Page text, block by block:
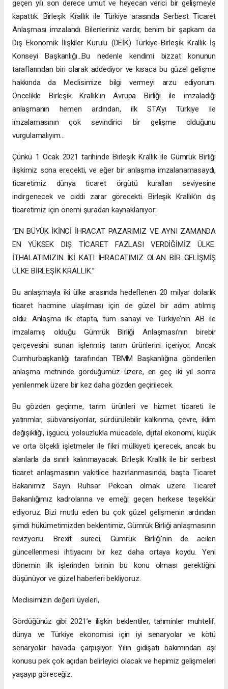
geçen yılı son derece umut ve heyecan verici bir gelişmeyle
kapattık. Birleşik Krallık ile Türkiye arasında Serbest Ticaret
Anlaşması imzalandı. Bilenleriniz vardır, benim bir şapkam da
Dış Ekonomik İlişkiler Kurulu (DEİK) Türkiye-Birleşik Krallık İş
Konseyi Başkanlığı…Bu nedenle kendimi bizzat konunun
taraflarından biri olarak addediyor ve kısaca bu güzel gelişme
hakkında da Meclisimize bilgi vermeyi arzu ediyorum.
Öncelikle Birleşik Krallık'ın Avrupa Birliği ile imzaladığı
anlaşmanın hemen ardından, ilk STA'yı Türkiye ile
imzalamasının çok sevindirici bir gelişme olduğunu
vurgulamalıyım…
Çünkü 1 Ocak 2021 tarihinde Birleşik Krallık ile Gümrük Birliği
ilişkimiz sona erecekti, ve eğer bir anlaşma imzalanamasaydı,
ticaretimiz dünya ticaret örgütü kuralları seviyesine
indirgenecek ve ciddi zarar görecekti. Birleşik Krallık’ın dış
ticaretimiz için önemi şuradan kaynaklanıyor:
“EN BÜYÜK İKİNCİ İHRACAT PAZARIMIZ VE AYNI ZAMANDA
EN YÜKSEK DIŞ TİCARET FAZLASI VERDİĞİMİZ ÜLKE.
İTHALATIMIZIN İKİ KATI İHRACATIMIZ OLAN BİR GELİŞMİŞ
ÜLKE BİRLEŞİK KRALLIK.”
Bu anlaşmayla iki ülke arasında hedeflenen 20 milyar dolarlık
ticaret hacmine ulaşılması için de güzel bir adım atılmış
oldu. Anlaşma ilk etapta, tüm sanayi ve Türkiye’nin AB ile
imzalamış olduğu Gümrük Birliği Anlaşması’nın birebir
çerçevesini sunan işlenmiş tarım ürünlerini içeriyor. Ancak
Cumhurbaşkanlığı tarafından TBMM Başkanlığına gönderilen
anlaşma metninde gördüğümüz üzere, en geç iki yıl sonra
yenilenmek üzere bir kez daha gözden geçirilecek.
Bu gözden geçirme, tarım ürünleri ve hizmet ticareti ile
yatırımlar, sübvansiyonlar, sürdürülebilir kalkınma, çevre, iklim
değişikliği, işgücü, yolsuzlukla mücadele, dijital ekonomi, küçük
ve orta ölçekli işletmeler ile fikri mülkiyeti içerecek, ancak bu
alanlarla da sınırlı kalınmayacak. Birleşik Krallık ile bir serbest
ticaret anlaşmasının vakitlice hazırlanmasında, başta Ticaret
Bakanımız Sayın Ruhsar Pekcan olmak üzere Ticaret
Bakanlığımız kadrolarına ve emeği geçen herkese teşekkür
ediyoruz. Bizi mutlu eden bu çok güzel gelişmenin ardından
şimdi hükümetimizden beklentimiz, Gümrük Birliği anlaşmasının
revizyonu. Brexit süreci, Gümrük Birliği'nin de acilen
güncellenmesi ihtiyacını bir kez daha ortaya koydu. Yeni
dönemin ilk işlerinden birinin bu konu olması gerektiğini
düşünüyor ve güzel haberleri bekliyoruz.
Meclisimizin değerli üyeleri,
Gördüğünüz gibi 2021’e ilişkin beklentiler, tahminler muhtelif;
dünya ve Türkiye ekonomisi için iyi senaryolar ve kötü
senaryolar havada çarpışıyor. Yılın gidişatı bakımından aşı
konusu pek çok açıdan belirleyici olacak ve hepimiz gelişmeleri
yaşayıp göreceğiz.